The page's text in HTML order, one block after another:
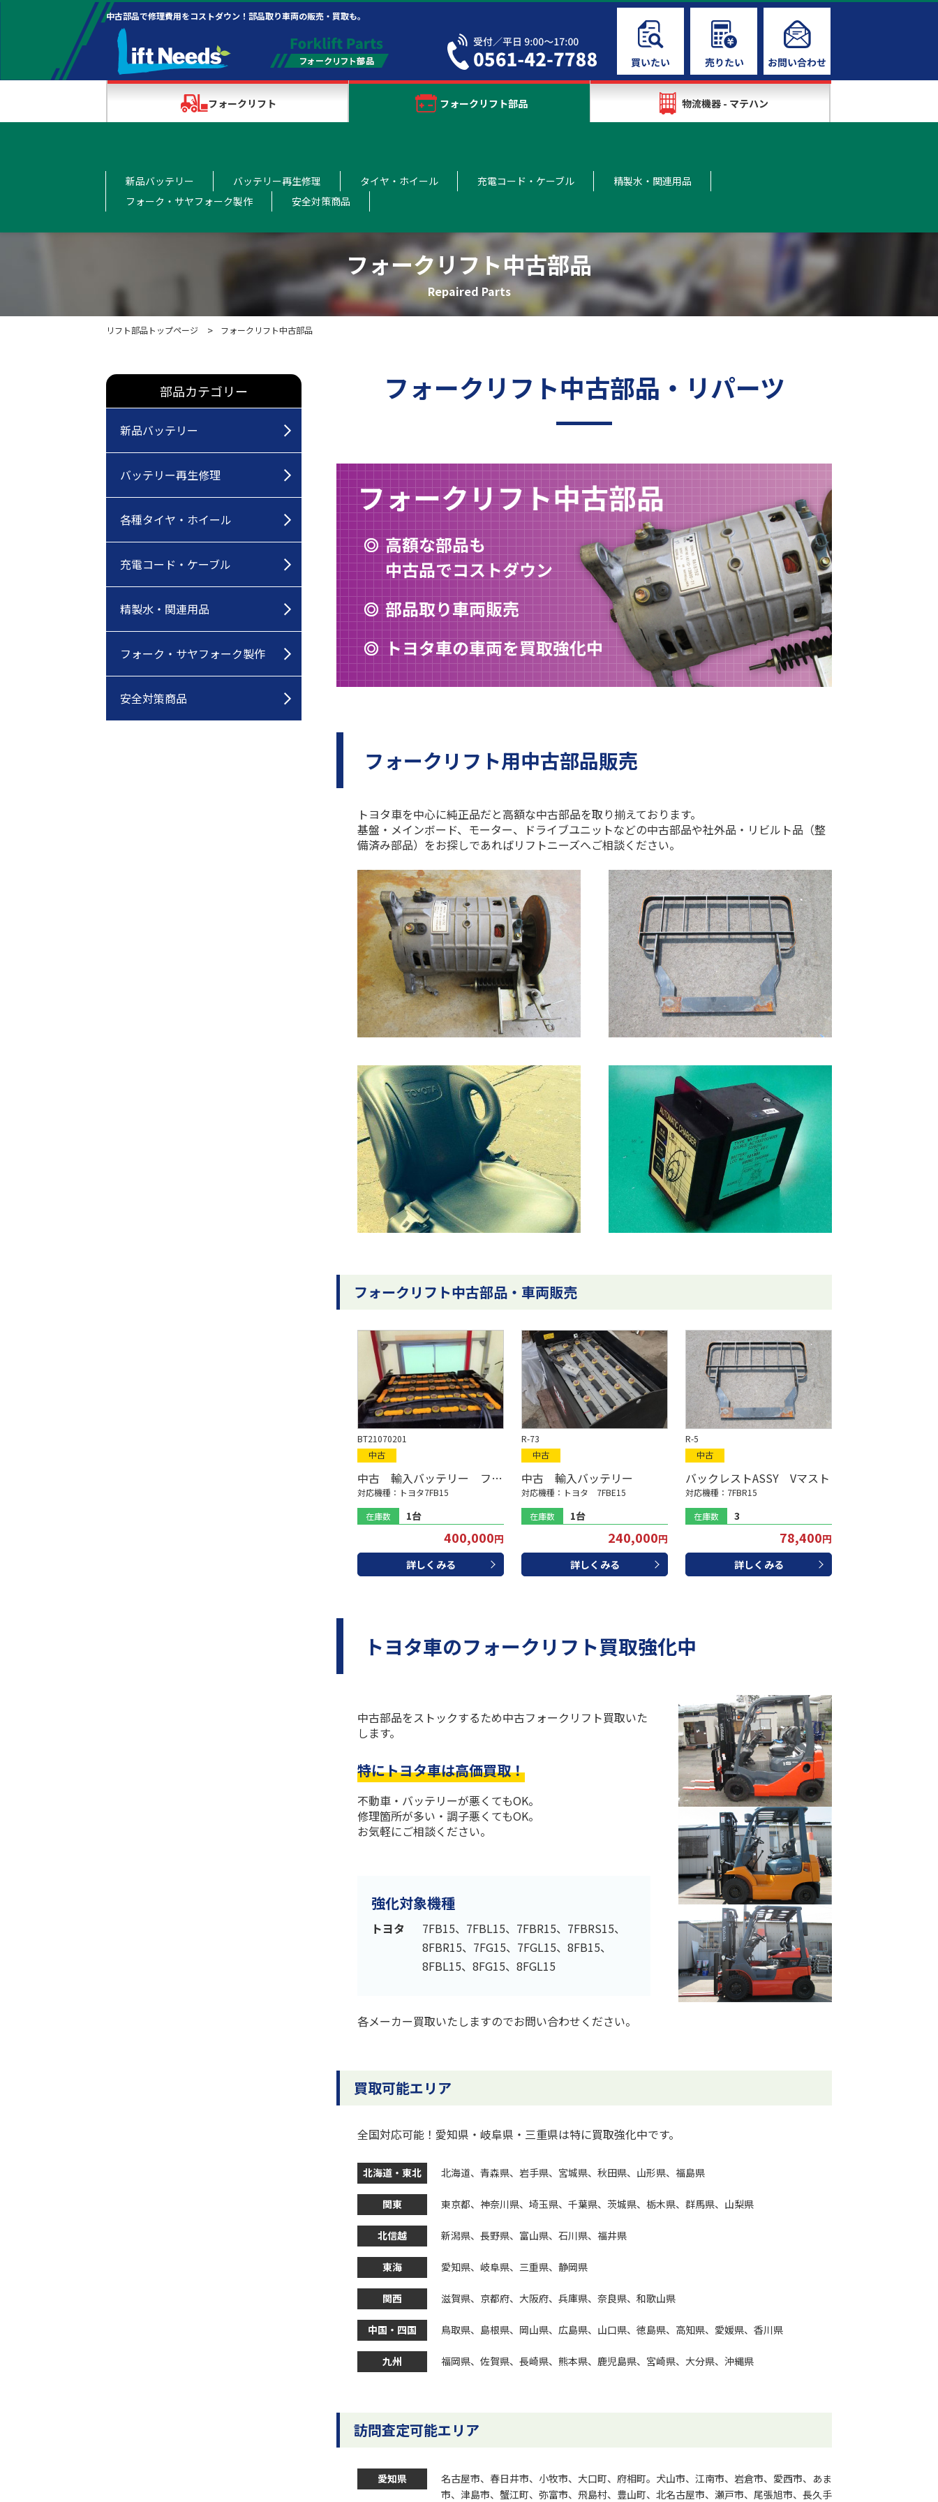
中古部品で修理費用をコストダウン！部品取り車両の販売・買取も。
フォークリフト フォークリフト部品 物流機器 - マテハン
新品バッテリー バッテリー再生修理 タイヤ・ホイール 充電コード・ケーブル
精製水・関連用品
フォーク・サヤフォーク製作
安全対策商品
フォークリフト中古部品
Repaired Parts
リフト部品トップページ フォークリフト中古部品
部品カテゴリー
新品バッテリー
バッテリー再生修理
各種タイヤ・ホイール
充電コード・ケーブル
精製水・関連用品
フォーク・サヤフォーク製作
安全対策商品
フォークリフト中古部品・リパーツ
フォークリフト用中古部品販売
トヨタ車を中心に純正品だと高額な中古部品を取り揃えております。
基盤・メインボード、モーター、ドライブユニットなどの中古部品や社外品・リビルト品（整
備済み部品）をお探しであればリフトニーズへご相談ください。
フォークリフト中古部品・車両販売
BT21070201
中古
中古 輸入バッテリー フォークリフト用
対応機種：トヨタ7FB15
在庫数
1台
400,000円
詳しくみる
R-73
中古
中古 輸入バッテリー
対応機種：トヨタ 7FBE15
在庫数
1台
240,000円
詳しくみる
R-5
中古
バックレストASSY Vマスト
対応機種：7FBR15
在庫数
3
78,400円
詳しくみる
トヨタ車のフォークリフト買取強化中
中古部品をストックするため中古フォークリフト買取いた
します。
特にトヨタ車は高価買取！
不動車・バッテリーが悪くてもOK。
修理箇所が多い・調子悪くてもOK。
お気軽にご相談ください。
強化対象機種
トヨタ
7FB15、7FBL15、7FBR15、7FBRS15、
8FBR15、7FG15、7FGL15、8FB15、
8FBL15、8FG15、8FGL15
各メーカー買取いたしますのでお問い合わせください。
買取可能エリア
全国対応可能！愛知県・岐阜県・三重県は特に買取強化中です。
北海道・東北 北海道、青森県、岩手県、宮城県、秋田県、山形県、福島県
関東 東京都、神奈川県、埼玉県、千葉県、茨城県、栃木県、群馬県、山梨県
北信越 新潟県、長野県、富山県、石川県、福井県
東海 愛知県、岐阜県、三重県、静岡県
関西 滋賀県、京都府、大阪府、兵庫県、奈良県、和歌山県
中国・四国 鳥取県、島根県、岡山県、広島県、山口県、徳島県、高知県、愛媛県、香川県
九州 福岡県、佐賀県、長崎県、熊本県、鹿児島県、宮崎県、大分県、沖縄県
訪問査定可能エリア
愛知県
名古屋市、春日井市、小牧市、大口町、府相町。犬山市、江南市、岩倉市、愛西市、あま
市、津島市、蟹江町、弥富市、飛島村、豊山町、北名古屋市、瀬戸市、尾張旭市、長久手